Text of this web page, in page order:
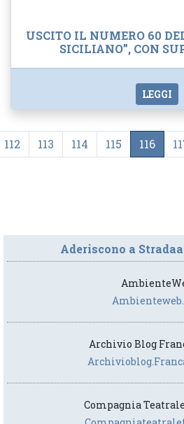
USCITO IL NUMERO 60
SICILIANO”, CON
LEGGI
112 113 114 115 116
Aderiscono a
Archivio Blog
Compagnia